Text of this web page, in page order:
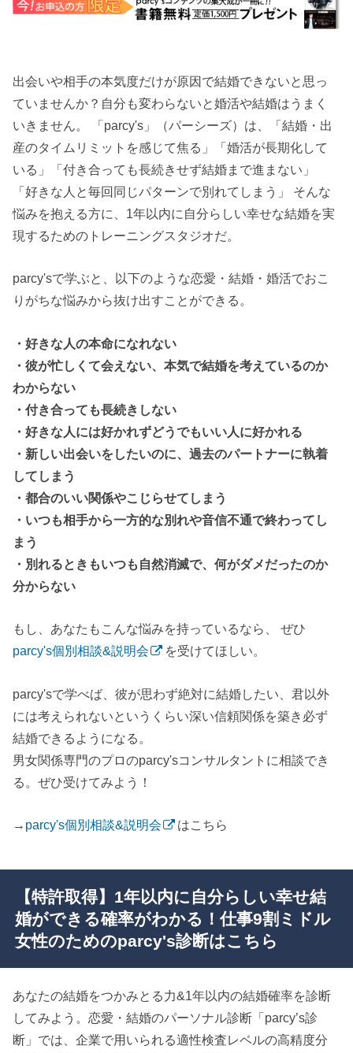
出会いや相手の本気度だけが原因で結婚できないと思っ
ていませんか？自分も変わらないと婚活や結婚はうまく
いきません。 「parcy's」（パーシーズ）は、「結婚・出
産のタイムリミットを感じて焦る」「婚活が長期化して
いる」「付き合っても長続きせず結婚まで進まない」
「好きな人と毎回同じパターンで別れてしまう」 そんな
悩みを抱える方に、1年以内に自分らしい幸せな結婚を実
現するためのトレーニングスタジオだ。
parcy'sで学ぶと、以下のような恋愛・結婚・婚活でおこ
りがちな悩みから抜け出すことができる。
・好きな人の本命になれない
・彼が忙しくて会えない、本気で結婚を考えているのか
わからない
・付き合っても長続きしない
・好きな人には好かれずどうでもいい人に好かれる
・新しい出会いをしたいのに、過去のパートナーに執着
してしまう
・都合のいい関係やこじらせてしまう
・いつも相手から一方的な別れや音信不通で終わってし
まう
・別れるときもいつも自然消滅で、何がダメだったのか
分からない
もし、あなたもこんな悩みを持っているなら、 ぜひ
parcy's個別相談&説明会
を受けてほしい。
parcy'sで学べば、彼が思わず絶対に結婚したい、君以外
には考えられないというくらい深い信頼関係を築き必ず
結婚できるようになる。
男女関係専門のプロのparcy'sコンサルタントに相談でき
る。ぜひ受けてみよう！
→ parcy's個別相談&説明会 はこちら
【特許取得】1年以内に自分らしい幸せ結
婚ができる確率がわかる！仕事9割ミドル
女性のためのparcy's診断はこちら
あなたの結婚をつかみとる力&1年以内の結婚確率を診断
してみよう。恋愛・結婚のパーソナル診断「parcy’s診
断」では、企業で用いられる適性検査レベルの高精度分